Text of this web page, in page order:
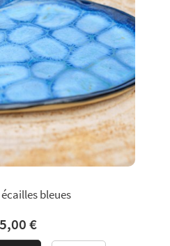
bleues
€